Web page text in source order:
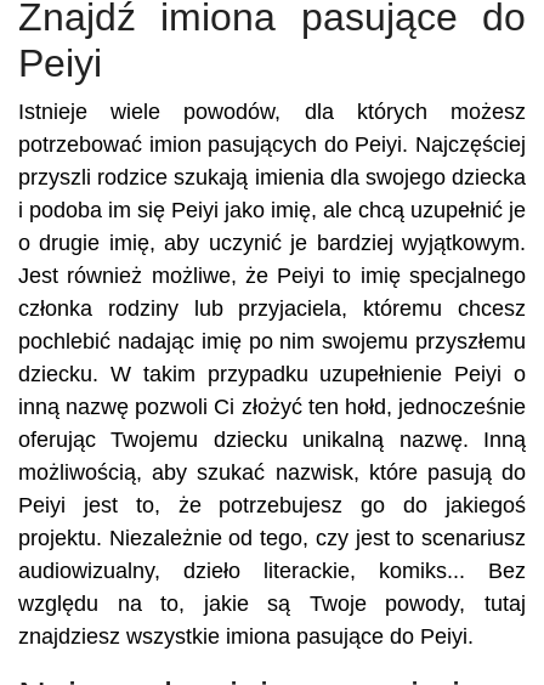
Znajdź imiona pasujące do
Peiyi
Istnieje wiele powodów, dla których możesz
potrzebować imion pasujących do Peiyi. Najczęściej
przyszli rodzice szukają imienia dla swojego dziecka
i podoba im się Peiyi jako imię, ale chcą uzupełnić je
o drugie imię, aby uczynić je bardziej wyjątkowym.
Jest również możliwe, że Peiyi to imię specjalnego
członka rodziny lub przyjaciela, któremu chcesz
pochlebić nadając imię po nim swojemu przyszłemu
dziecku. W takim przypadku uzupełnienie Peiyi o
inną nazwę pozwoli Ci złożyć ten hołd, jednocześnie
oferując Twojemu dziecku unikalną nazwę. Inną
możliwością, aby szukać nazwisk, które pasują do
Peiyi jest to, że potrzebujesz go do jakiegoś
projektu. Niezależnie od tego, czy jest to scenariusz
audiowizualny, dzieło literackie, komiks... Bez
względu na to, jakie są Twoje powody, tutaj
znajdziesz wszystkie imiona pasujące do Peiyi.